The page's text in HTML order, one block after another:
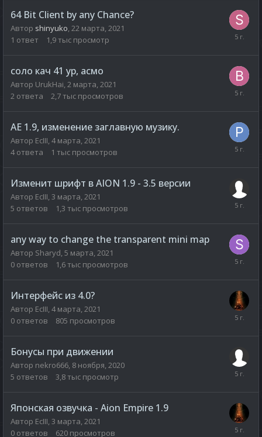
64 Bit Client by any Chance?
Автор shinyuko 22 марта, 2021
1 ответ 1,9 тыс просмотр
соло кач 41 ур, асмо
Автор UrukHai 2 марта, 2021
2 ответа 2,7 тыс просмотров
AE 1.9, изменение заглавную музику.
Автор EcIII 4 марта, 2021
4 ответа 1 тыс просмотров
Изменит шрифт в AION 1.9 - 3.5 версии
Автор EcIII 3 марта, 2021
5 ответов 1,3 тыс просмотров
any way to change the transparent mini map
Автор Sharyd 5 марта, 2021
0 ответов 1,6 тыс просмотров
Интерфейс из 4.0?
Автор EcIII 4 марта, 2021
0 ответов 805 просмотров
Бонусы при движении
Автор nekro666 8 ноября, 2020
5 ответов 3,8 тыс просмотр
Японская озвучка - Aion Empire 1.9
Автор EcIII 3 марта, 2021
0 ответов 620 просмотров